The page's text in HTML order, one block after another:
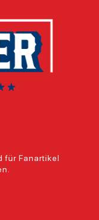
für Fanartikel